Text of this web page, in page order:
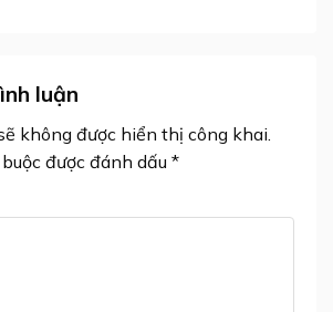
luận
không được hiển thị công khai.
được đánh dấu *